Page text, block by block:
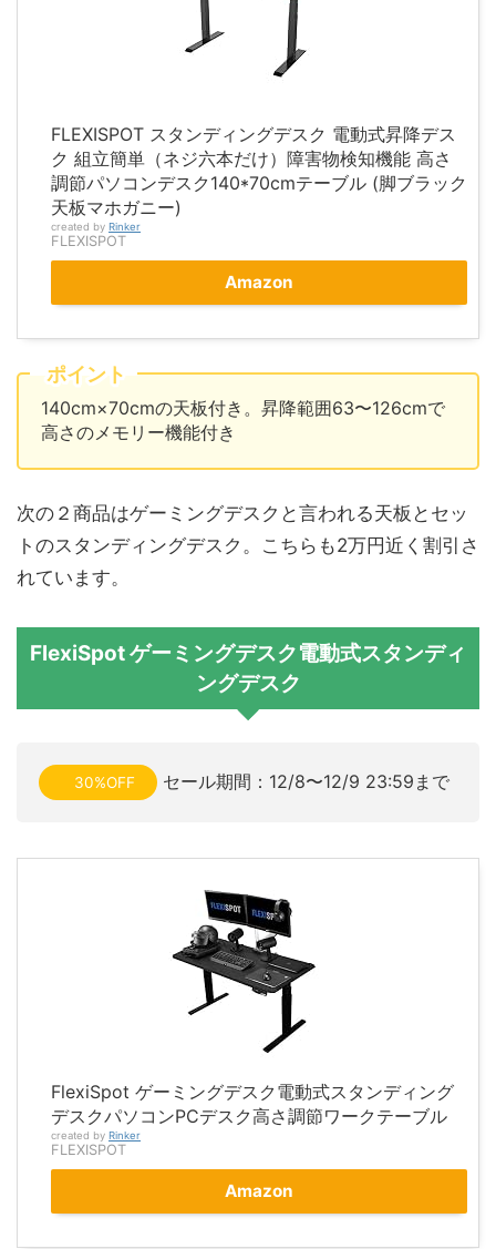
FLEXISPOT スタンディングデスク 電動式昇降デス
ク 組立簡単（ネジ六本だけ）障害物検知機能 高さ
調節パソコンデスク140*70cmテーブル (脚ブラック
天板マホガニー)
created by Rinker
FLEXISPOT
Amazon
ポイント
140cm×70cmの天板付き。昇降範囲63〜126cmで
高さのメモリー機能付き
次の２商品はゲーミングデスクと言われる天板とセッ
トのスタンディングデスク。こちらも2万円近く割引さ
れています。
FlexiSpot ゲーミングデスク電動式スタンディ
ングデスク
30%OFF セール期間：12/8〜12/9 23:59まで
FlexiSpot ゲーミングデスク電動式スタンディング
デスクパソコンPCデスク高さ調節ワークテーブル
created by Rinker
FLEXISPOT
Amazon